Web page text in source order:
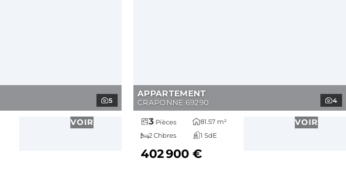
5
VOIR
4
APPARTEMENT
CRAPONNE 69290
3 Pièces
81.57 m²
2 Chbres
1 SdE
402 900 €
VOIR